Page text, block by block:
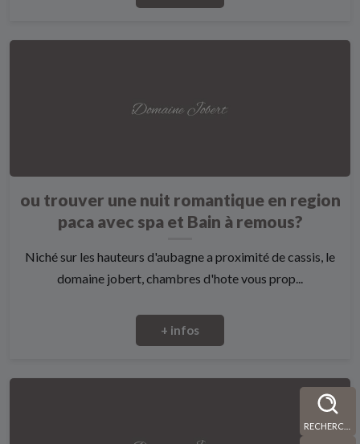
ou trouver une nuit romantique en region
paca avec spa et Bain à remous?
Niché sur les hauteurs d'aubagne a proximité de cassis, le
domaine jobert, chambres d'hote vous prop...
+ infos